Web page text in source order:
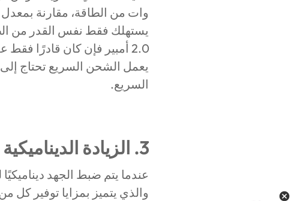
يعمل الشحن السريع تحتاج
السريع.
3. الزيادة الديناميكية للجهد (V) والتيار (A)
عندما يتم ضبط الجهد
والذي يتميز بمزايا توفير كل